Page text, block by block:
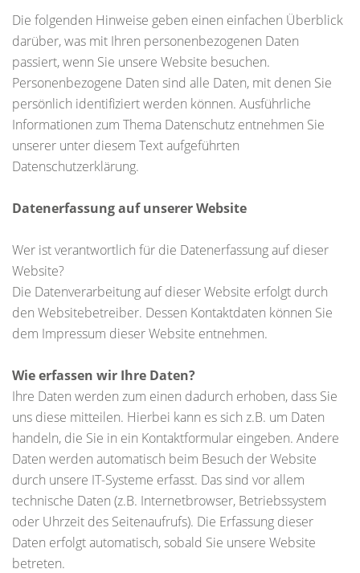
Die folgenden Hinweise geben einen einfachen Überblick
darüber, was mit Ihren personenbezogenen Daten
passiert, wenn Sie unsere Website besuchen.
Personenbezogene Daten sind alle Daten, mit denen Sie
persönlich identifiziert werden können. Ausführliche
Informationen zum Thema Datenschutz entnehmen Sie
unserer unter diesem Text aufgeführten
Datenschutzerklärung.
Datenerfassung auf unserer Website
Wer ist verantwortlich für die Datenerfassung auf dieser
Website?
Die Datenverarbeitung auf dieser Website erfolgt durch
den Websitebetreiber. Dessen Kontaktdaten können Sie
dem Impressum dieser Website entnehmen.
Wie erfassen wir Ihre Daten?
Ihre Daten werden zum einen dadurch erhoben, dass Sie
uns diese mitteilen. Hierbei kann es sich z.B. um Daten
handeln, die Sie in ein Kontaktformular eingeben. Andere
Daten werden automatisch beim Besuch der Website
durch unsere IT-Systeme erfasst. Das sind vor allem
technische Daten (z.B. Internetbrowser, Betriebssystem
oder Uhrzeit des Seitenaufrufs). Die Erfassung dieser
Daten erfolgt automatisch, sobald Sie unsere Website
betreten.